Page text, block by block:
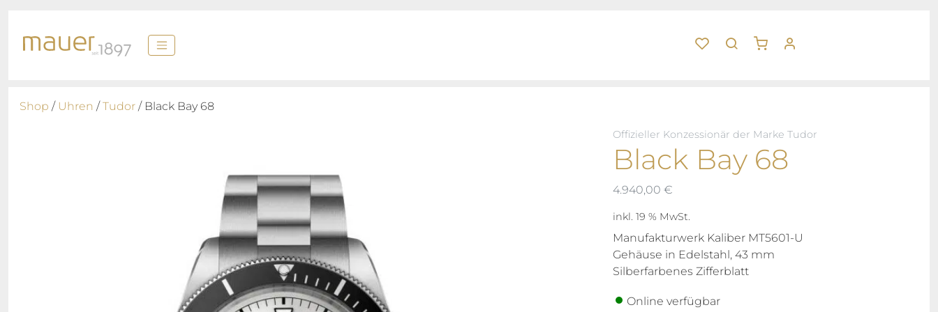
Shop / Uhren /Tudor / Black Bay 68
Offizieller Konzessionär der Marke Tudor
Black Bay 68
4.940,00€
inkl. 19 % MwSt.
Manufakturwerk Kaliber MT5601-U
Gehäuse in Edelstahl, 43 mm
Silberfarbenes Zifferblatt
Online verfügbar